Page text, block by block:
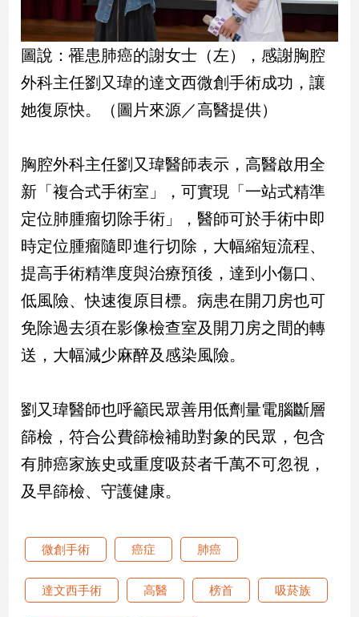
建
築/
室
設
計
美
食
座/
命
理
消
費
健
康/
親
情
藝
術
／
文
創
推
薦
圖說：罹患肺癌的謝女士（左），感謝胸腔
外科主任劉又瑋的達文西微創手術成功，讓
她復原快。（圖片來源／高醫提供）
胸腔外科主任劉又瑋醫師表示，高醫啟用全
新「複合式手術室」，可實現「一站式精準
定位肺腫瘤切除手術」，醫師可於手術中即
時定位腫瘤隨即進行切除，大幅縮短流程、
提高手術精準度與治療預後，達到小傷口、
低風險、快速復原目標。病患在開刀房也可
免除過去須在影像檢查室及開刀房之間的轉
送，大幅減少麻醉及感染風險。
劉又瑋醫師也呼籲民眾善用低劑量電腦斷層
篩檢，符合公費篩檢補助對象的民眾，包含
有肺癌家族史或重度吸菸者千萬不可忽視，
及早篩檢、守護健康。
微創手術 癌症 肺癌
達文西手術 高醫 榜首 吸菸族